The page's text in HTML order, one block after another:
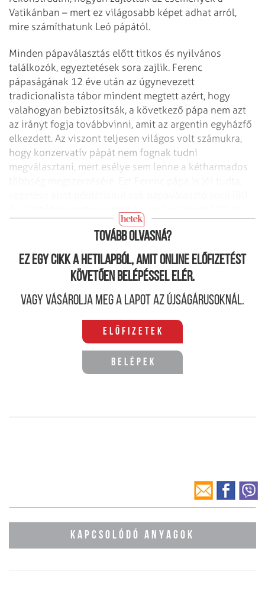
Vatikánban – mert ez világosabb képet adhat arról,
mire számíthatunk Leó pápától.
Minden pápaválasztás előtt titkos és nyilvános
találkozók, egyeztetések sora zajlik. Ferenc
pápaságának 12 éve után az úgynevezett
tradicionalista tábor mindent megtett azért, hogy
valahogyan bebiztosítsák, a következő pápa nem azt
az irányt fogja továbbvinni, amit az argentin egyházfő
elkezdett. Az viszont teljesen világos volt számukra,
hogy konzervatív pápát nem fognak tudni
megválasztani, mert esélye sem lenne a kétharmados
Miközben a teljes taglétszám csak 133 volt.
Tovább olvasná?
Ez egy cikk a hetilapból, amit online előfizetést
követően belépéssel elér.
Vagy vásárolja meg a lapot az újságárusoknál.
Előfizetek
Belépek
KAPCSOLÓDÓ ANYAGOK